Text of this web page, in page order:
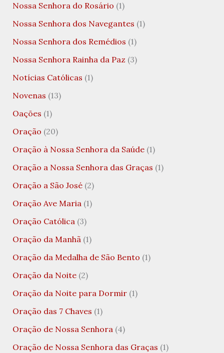
Nossa Senhora do Rosário (1)
Nossa Senhora dos Navegantes (1)
Nossa Senhora dos Remédios (1)
Nossa Senhora Rainha da Paz (3)
Notícias Católicas (1)
Novenas (13)
Oações (1)
Oração (20)
Oração à Nossa Senhora da Saúde(1)
Oração a Nossa Senhora das Graças (1)
Oração a São José(2)
Oração Ave Maria(1)
Oração Católica(3)
Oração da Manhã(1)
Oração da Medalha de São Bento (1)
Oração da Noite(2)
Oração da Noite para Dormir(1)
Oração das 7 Chaves (1)
Oração de Nossa Senhora(4)
Oração de Nossa Senhora das Graças (1)